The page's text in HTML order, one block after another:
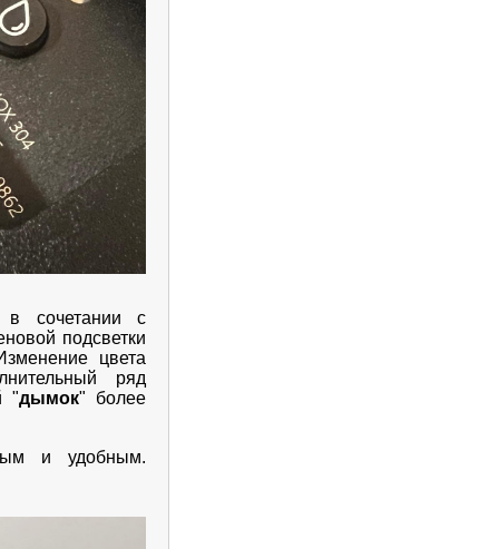
в сочетании с
подсветки
цвета
ряд
"дымок" более
и удобным.